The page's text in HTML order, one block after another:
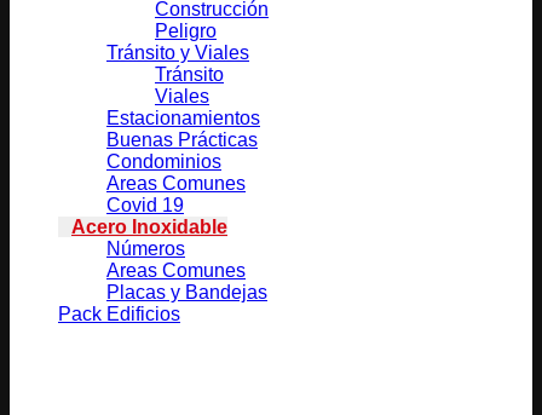
Construcción
Peligro
Tránsito y Viales
Tránsito
Viales
Estacionamientos
Buenas Prácticas
Condominios
Areas Comunes
Covid 19
Acero Inoxidable
Números
Areas Comunes
Placas y Bandejas
Pack Edificios